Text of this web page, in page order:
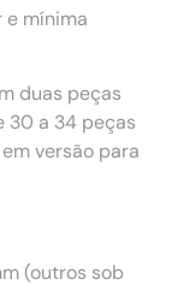
mínima
duas peças
30 a 34 peças
versão para
(outros sob